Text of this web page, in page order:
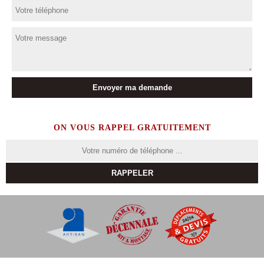
ON VOUS RAPPEL GRATUITEMENT